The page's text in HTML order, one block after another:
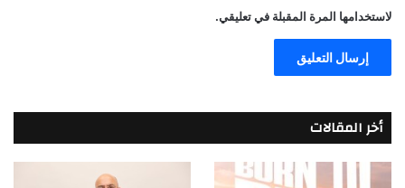
لاستخدامها المرة المقبلة في تعليقي.
أخر المقالات